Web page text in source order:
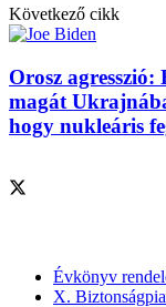
Következő cikk
Orosz
magát
hogy nukleáris
Évkönyv
X.